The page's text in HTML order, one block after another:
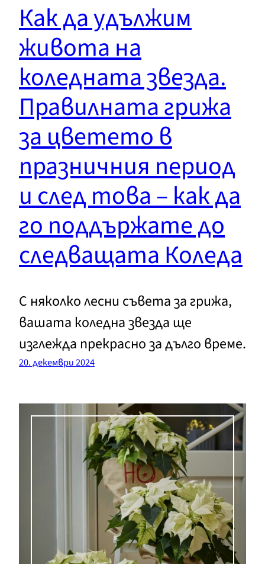
Как да удължим
живота на
коледната звезда.
Правилната грижа
за цветето в
празничния период
и след това – как да
го поддържате до
следващата Коледа
С няколко лесни съвета за грижа,
вашата коледна звезда ще
изглежда прекрасно за дълго време.
20. декември 2024